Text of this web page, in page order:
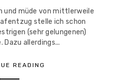
und müde von mittlerweile
stelle ich schon
(sehr gelungenen)
Dazu allerdings...
READING